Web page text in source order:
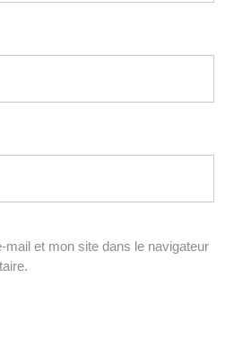
et mon site dans le navigateur